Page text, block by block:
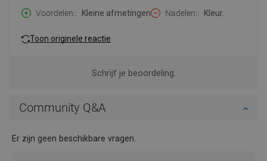
Voordelen:
Kleine afmetingen Nadelen: Kleur.
Toon originele reactie
Schrijf je beoordeling.
Community Q&A
Er zijn geen beschikbare vragen.